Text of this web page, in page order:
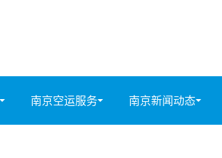
南京空运服务 南京新闻动态